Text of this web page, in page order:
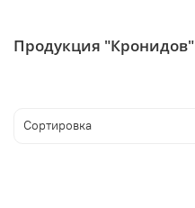
Продукция "Кронидов"